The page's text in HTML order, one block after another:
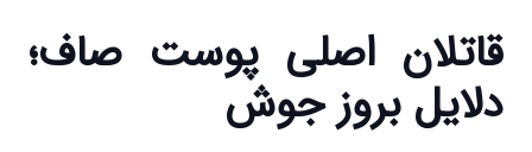
قاتلان اصلی پوست صاف؛
دلایل بروز جوش